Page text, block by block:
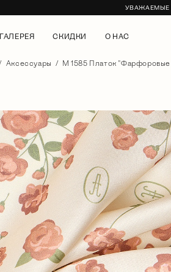
УВАЖАЕМЫЕ
ГАЛЕРЕЯ СКИДКИ О НАС
Аксессуары М 1585 Платок "Фарфоровые